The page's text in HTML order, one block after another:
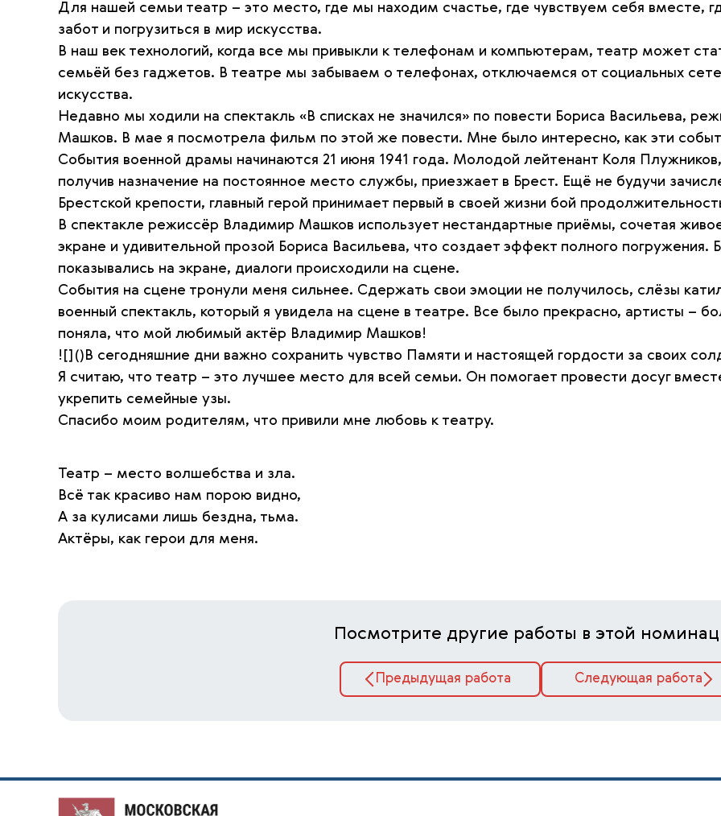
Для нашей семьи театр – это место, где мы находим счастье, где чувствуем себя вместе,
забот и погрузиться в мир искусства.
В наш век технологий, когда все мы привыкли к телефонам и компьютерам, театр может
семьёй без гаджетов. В театре мы забываем о телефонах, отключаемся от социальных
искусства.
Недавно мы ходили на спектакль «В списках не значился» по повести Бориса Васильева,
Машков. В мае я посмотрела фильм по этой же повести. Мне было интересно, как эти
События военной драмы начинаются 21 июня 1941 года. Молодой лейтенант Коля
получив назначение на постоянное место службы, приезжает в Брест. Ещё не будучи
Брестской крепости, главный герой принимает первый в своей жизни бой
В спектакле режиссёр Владимир Машков использует нестандартные приёмы, сочетая
экране и удивительной прозой Бориса Васильева, что создает эффект полного
показывались на экране, диалоги происходили на сцене.
События на сцене тронули меня сильнее. Сдержать свои эмоции не получилось, слёзы
военный спектакль, который я увидела на сцене в театре. Все было прекрасно, артисты –
поняла, что мой любимый актёр Владимир Машков!
![]()В сегодняшние дни важно сохранить чувство Памяти и настоящей гордости за своих
Я считаю, что театр – это лучшее место для всей семьи. Он помогает провести досуг
укрепить семейные узы.
Спасибо моим родителям, что привили мне любовь к театру.
Театр – место волшебства и зла.
Всё так красиво нам порою видно,
А за кулисами лишь бездна, тьма.
Актёры, как герои для меня.
Посмотрите другие работы в этой
Предыдущая работа Следующая работа